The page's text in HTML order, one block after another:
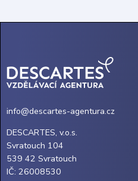
info@descartes-agentura.cz
DESCARTES, v.o.s.
Svratouch 104
539 42 Svratouch
IČ: 26008530